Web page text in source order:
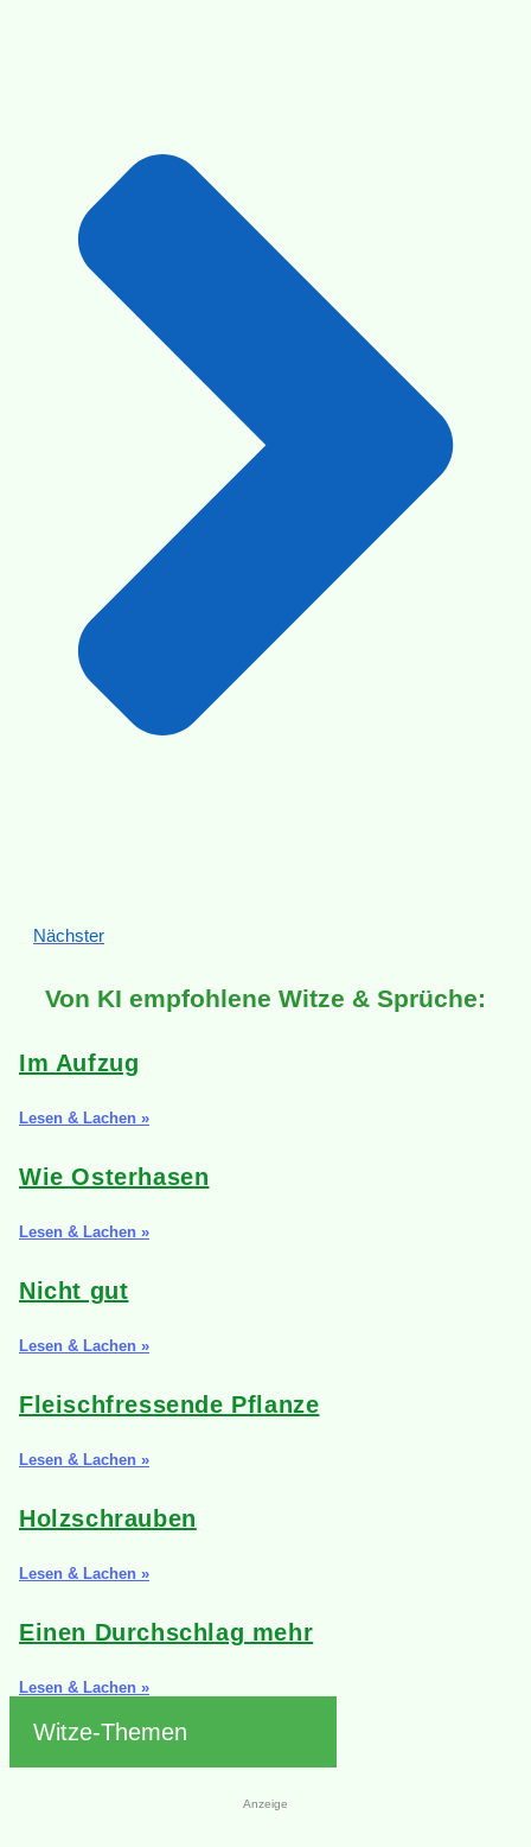
Nächster
Von KI empfohlene Witze & Sprüche:
Im Aufzug
Lesen & Lachen »
Wie Osterhasen
Lesen & Lachen »
Nicht gut
Lesen & Lachen »
Fleischfressende Pflanze
Lesen & Lachen »
Holzschrauben
Lesen & Lachen »
Einen Durchschlag mehr
Lesen & Lachen »
Witze-Themen
Anzeige